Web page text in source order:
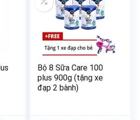
Bộ 8 Sữa Care 100
plus 900g (tặng xe
đạp 2 bành)